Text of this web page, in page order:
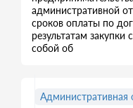
административной
сроков оплаты по
результатам
собой об
Административная